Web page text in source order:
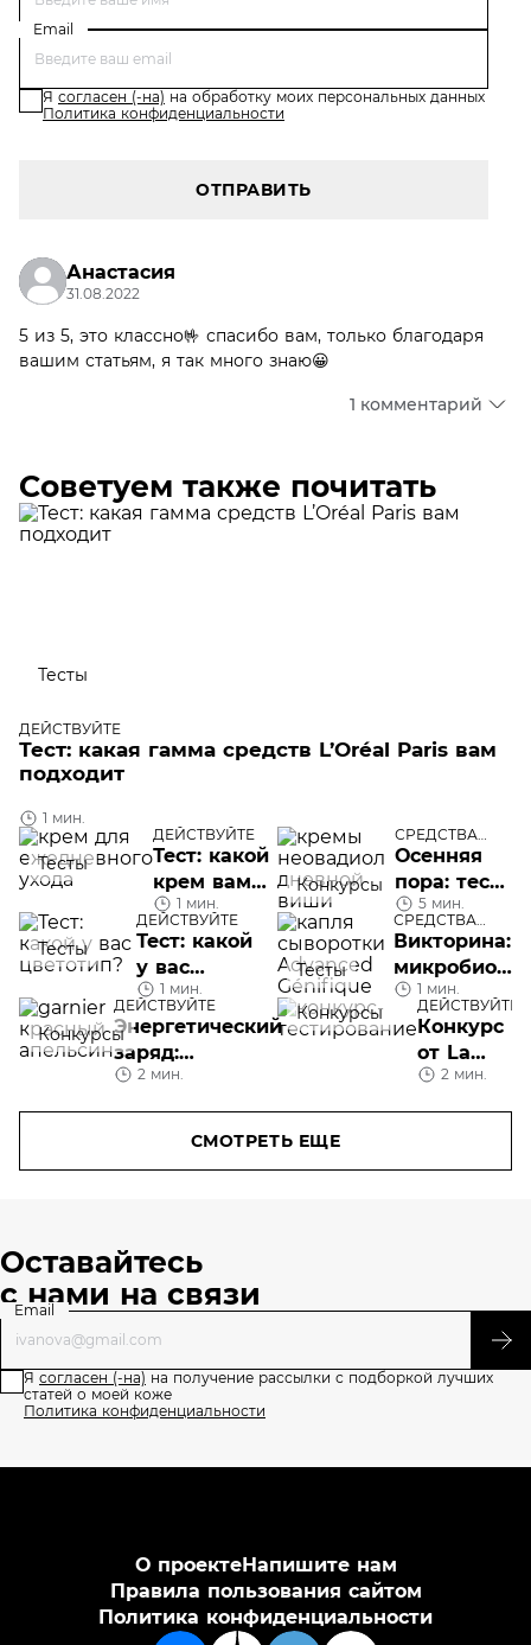
Email
Я согласен (-на) на обработку моих персональных данных
Политика конфиденциальности
ОТПРАВИТЬ
Анастасия
31.08.2022
5 из 5, это классно🤟 спасибо вам, только благодаря
вашим статьям, я так много знаю😀
1 комментарий
Советуем также почитать
Тесты
ДЕЙСТВУЙТЕ
Тест: какая гамма средств L’Oréal Paris вам
подходит
1 мин.
Тесты
ДЕЙСТВУЙТЕ
Тест: какой
крем вам
нужен для
ежедневного
ухода
1 мин.
Конкурсы
СРЕДСТВА
УХОДА
Осенняя
пора: тест-
драйв
новых
кремов
Neovadiol
от Vichy
5 мин.
Тесты
ДЕЙСТВУЙТЕ
Тест: какой
у вас
цветотип?
1 мин.
Тесты
СРЕДСТВА
УХОДА
Викторина:
микробиом
кожи —
хорошо ли
вы
знакомы?
1 мин.
Конкурсы
ДЕЙСТВУЙТЕ
Энергетический
заряд:
разыгрываем
фен Dyson и
2 мин.
Конкурсы ДЕЙСТВУЙТЕ
Конкурс
от La
Roche-
2 мин.
СМОТРЕТЬ ЕЩЕ
Оставайтесь
с нами на связи
Email
Я согласен (-на) на получение рассылки с подборкой лучших
статей о моей коже
Политика конфиденциальности
О проектеНапишите нам
Правила пользования сайтом
Политика конфиденциальности